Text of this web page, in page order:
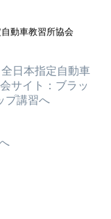
動車教習所協会